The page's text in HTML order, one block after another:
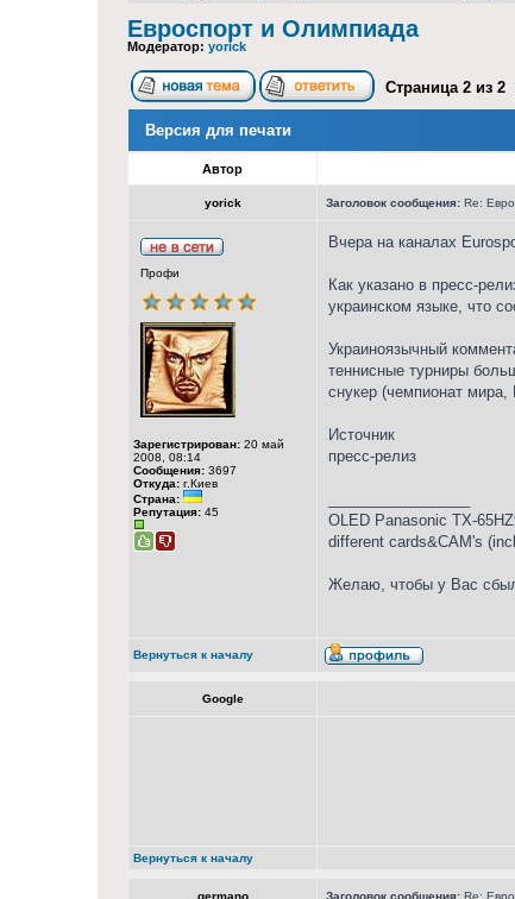
Евроспорт и Олимпиада
Модератор: yorick
Страница 2 из 2
Версия для печати
Автор
yorick Заголовок сообщения: Re:
Профи
Зарегистрирован: 20 май
2008, 08:14
Сообщения: 3697
Откуда: г.Киев
Страна:
Репутация: 45
Вчера на каналах
Как указано в пресс-
украинском языке, что
Украиноязычный
теннисные турниры
снукер (чемпионат
Источник
пресс-релиз
OLED Panasonic TX-
different cards&CAM's
Желаю, чтобы у Вас
Вернуться к началу
Google
Вернуться к началу
germano Заголовок сообщения: Re: